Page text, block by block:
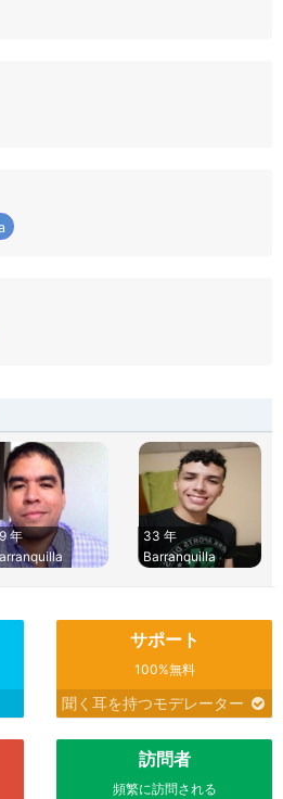
年
33 年
Barranquilla
サポート
100%無料
聞く耳を持つモデレーター
訪問者
頻繁に訪問される